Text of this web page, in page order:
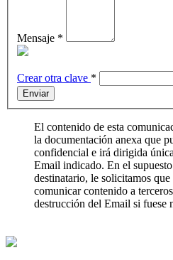
Mensaje *
Crear otra clave *
Enviar
El contenido de esta
la documentación anexa que
confidencial e irá dirigida
Email indicado. En el
destinatario, le solicitamos
comunicar contenido a
destrucción del Email si fuese